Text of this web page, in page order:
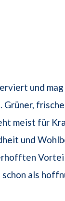
und
Grüner,
meist für
und
schon als